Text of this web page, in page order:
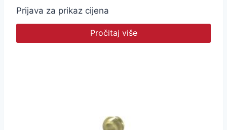
Prijava za prikaz cijena
Pročitaj više